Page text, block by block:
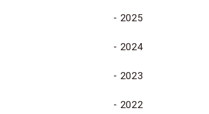
2025
2024
2023
2022